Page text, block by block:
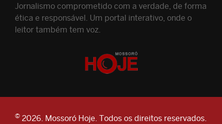
Jornalismo comprometido com a verdade, de forma
ética e responsável. Um portal interativo, onde o
leitor também tem voz.
© 2026. Mossoró Hoje. Todos os direitos reservados.